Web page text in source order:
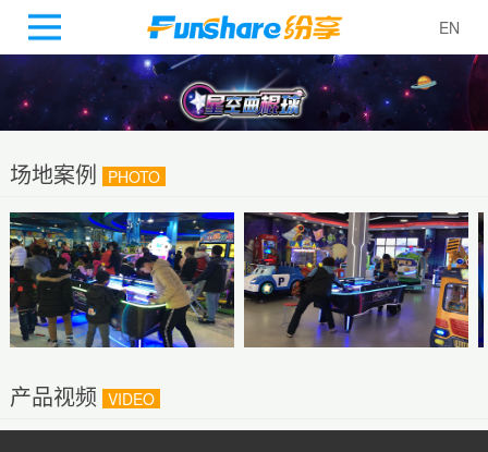
EN
场地案例 PHOTO
产品视频 VIDEO